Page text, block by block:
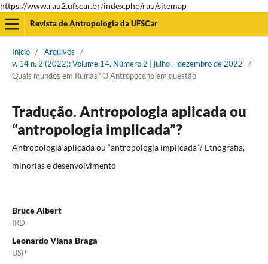
https://www.rau2.ufscar.br/index.php/rau/sitemap
Revista de Antropologia da UFSCar
Início / Arquivos
/
v. 14 n. 2 (2022): Volume 14, Número 2 | julho – dezembro de 2022
/
Quais mundos em Ruínas? O Antropoceno em questão
Tradução. Antropologia aplicada ou
“antropologia implicada”?
Antropologia aplicada ou “antropologia implicada”? Etnografia,
minorias e desenvolvimento
Bruce Albert
IRD
Leonardo VIana Braga
USP